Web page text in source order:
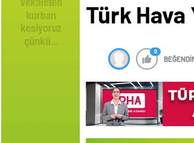
Türk Hava
0